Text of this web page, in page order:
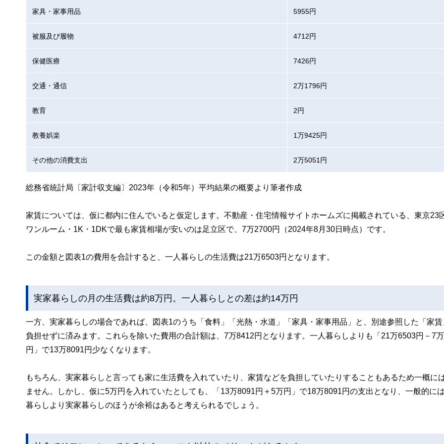
家具・家事用品 5955円
被服及び履物 4712円
保健医療 7426円
交通・通信 2万1796円
教育 2円
教養娯楽 1万9425円
その他の消費支出 2万5051円
総務省統計局〔家計収支編〕2023年（令和5年）平均結果の概要より筆者作成
家賃については、仮に都内に住んでいると仮定します。不動産・住宅情報サイトホームズに掲載されている、東京23
ワンルーム・1K・1DKで最も家賃相場が安いのは足立区で、7万2700円（2024年8月30日時点）です。
この金額と図表1の費用を合計すると、一人暮らしの生活費は21万6503円となります。
実家暮らしの月の生活費は約8万円。一人暮らしとの差は約14万円
一方、実家暮らしの場合であれば、図表1のうち「食料」「光熱・水道」「家具・家事用品」と、別途参照した「家賃
負担せずに済みます。これらを除いた費用の合計額は、7万8412円となります。一人暮らしよりも「21万6503円－7
円」で13万8091円少なくなります。
もちろん、実家暮らしと言っても家に生活費を入れていたり、家賃などを負担していたりすることもあるため一概に
ません。しかし、仮に5万円を入れていたとしても、「13万8091円＋5万円」で18万8091円の支出となり、一般的に
暮らしより実家暮らしのほうが余裕はあると考えられるでしょう。